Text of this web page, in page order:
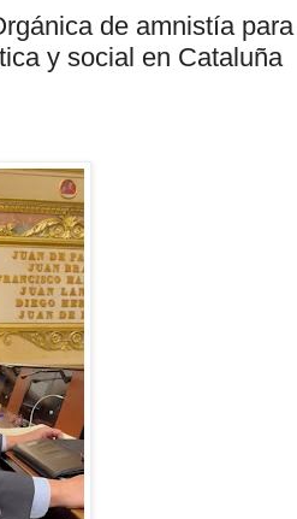
de amnistía para
y social en Cataluña